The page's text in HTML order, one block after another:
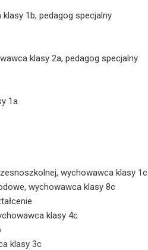
1b, pedagog specjalny
klasy 2a, pedagog specjalny
1a
wychowawca klasy 1c
wychowawca klasy 8c
klasy 4c
klasy 3c